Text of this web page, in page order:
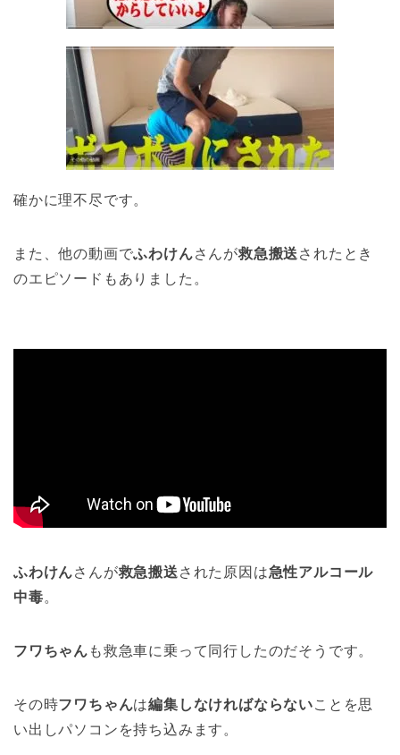
確かに理不尽です。
また、他の動画でふわけんさんが救急搬送 されたとき
のエピソードもありました。
ふわけんさんが救急搬送 された原因は急性アルコール
中毒。
フワちゃん も救急車に乗って同行したのだそうです。
その時フワちゃんは編集しなければならないことを思
い出しパソコンを持ち込みます。